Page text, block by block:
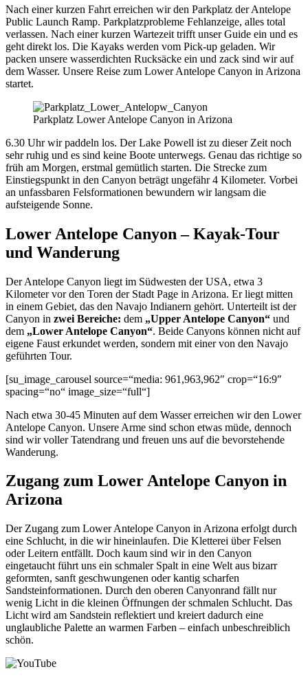
Nach einer kurzen Fahrt erreichen wir den Parkplatz der Antelope
Public Launch Ramp. Parkplatzprobleme Fehlanzeige, alles total
verlassen. Nach einer kurzen Wartezeit trifft unser Guide ein und es
geht direkt los. Die Kayaks werden vom Pick-up geladen. Wir
packen unsere wasserdichten Rucksäcke ein und zack sind wir auf
dem Wasser. Unsere Reise zum Lower Antelope Canyon in Arizona
startet.
Parkplatz Lower Antelope Canyon in Arizona
6.30 Uhr wir paddeln los. Der Lake Powell ist zu dieser Zeit noch
sehr ruhig und es sind keine Boote unterwegs. Genau das richtige so
früh am Morgen, erstmal gemütlich starten. Die Strecke zum
Einstiegspunkt in den Canyon beträgt ungefähr 4 Kilometer. Vorbei
an unfassbaren Felsformationen bewundern wir langsam die
aufsteigende Sonne.
Lower Antelope Canyon – Kayak-Tour
und Wanderung
Der Antelope Canyon liegt im Südwesten der USA, etwa 3
Kilometer vor den Toren der Stadt Page in Arizona. Er liegt mitten
in einem Gebiet, das den Navajo Indianern gehört. Unterteilt ist der
Canyon in zwei Bereiche: dem „Upper Antelope Canyon“ und
dem „Lower Antelope Canyon“. Beide Canyons können nicht auf
eigene Faust erkundet werden, sondern mit einer von den Navajo
geführten Tour.
[su_image_carousel source=“media: 961,963,962″ crop=“16:9″
spacing=“no“ image_size=“full“]
Nach etwa 30-45 Minuten auf dem Wasser erreichen wir den Lower
Antelope Canyon. Unsere Arme sind schon etwas müde, dennoch
sind wir voller Tatendrang und freuen uns auf die bevorstehende
Wanderung.
Zugang zum Lower Antelope Canyon in
Arizona
Der Zugang zum Lower Antelope Canyon in Arizona erfolgt durch
eine Schlucht, in die wir hineinlaufen. Die Kletterei über Felsen
oder Leitern entfällt. Doch kaum sind wir in den Canyon
eingetaucht führt uns ein schmaler Spalt in eine Welt aus bizarr
geformten, sanft geschwungenen oder kantig scharfen
Sandsteinformationen. Durch den oberen Canyonrand fällt nur
wenig Licht in die kleinen Öffnungen der schmalen Schlucht. Das
Licht wird am Sandstein reflektiert und kreiert dadurch eine
unglaubliche Palette an warmen Farben – einfach unbeschreiblich
schön.